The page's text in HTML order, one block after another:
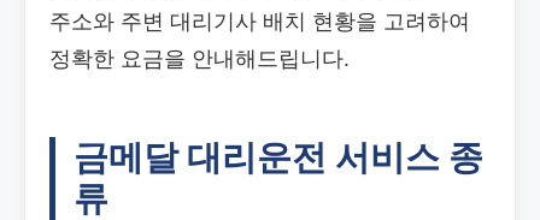
주소와 주변 대리기사 배치 현황을 고려하여
정확한 요금을 안내해드립니다.
금메달 대리운전 서비스 종
류